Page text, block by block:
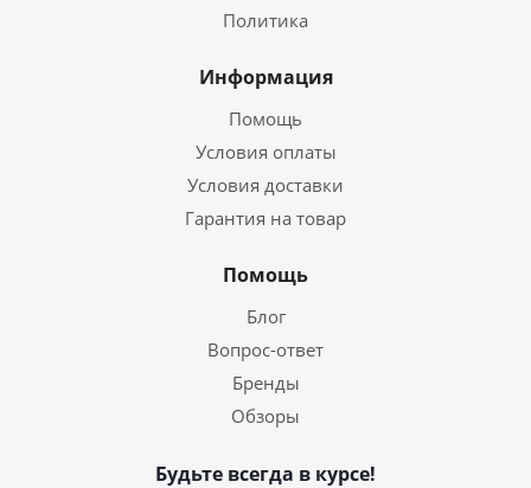
Политика
Информация
Помощь
Условия оплаты
Условия доставки
Гарантия на товар
Помощь
Блог
Вопрос-ответ
Бренды
Обзоры
Будьте всегда в курсе!